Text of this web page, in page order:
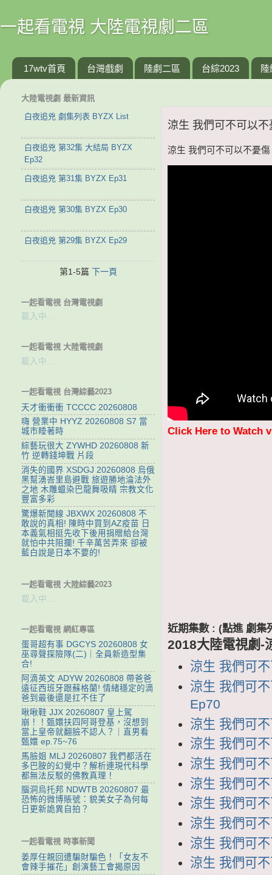
一起看電視 大陸電視劇二區
17wtv首頁 台灣戲劇 陸劇二區 台綜2023 陸
涼生 我們可不可以
涼生 我們可不可以不憂
Click Here to Watch
近期集數 : (點進 劇集
2018大陸電視劇-
涼生 我們可
涼生 我們可
Ep70
涼生 我們可
涼生 我們可
涼生 我們可
涼生 我們可
涼生 我們可
涼生 我們可
涼生 我們可
涼生 我們可
大陸電視劇 最新資訊
白夜追兇 劇集列表 BYZX List
白夜追兇 第32集 大結局 BYZX
Ep32
白夜追兇 第31集 BYZX Ep31
白夜追兇 第30集 BYZX Ep30
白夜追兇 第29集 BYZX Ep29
第1-5篇 下一頁
一起看電視 台灣電視劇
載入中…
一起看電視 大陸電視劇
載入中…
一起看電視 台灣綜藝2023
天才衝衝衝 TCCCC 20260808
嗨 營業中 HYYZ 20260808 S7 當
城市睡著時
綜藝玩很大 ZYWHD 20260808 新
竹 逆轉錢坤戰 片段
消失的國界 XSDGJ 20260808 烏俄
黑幫湧峇里島避戰 旅遊勝地淪法外
之地 木雕蠟染巴龍舞吸睛 宗教文化
豐富多彩
驚爆新聞線 JBXWX 20260808 不
敢說的真相! 陳時中買到AZ疫苗 日
本義氣相挺先收下後用捐贈給台灣
就怕中共阻攔! 千辛萬苦弄來 卻被
藍白說是日本不要的!
一起看電視 大陸綜藝2023
載入中…
一起看電視 網紅專區
蛋哥超有事 DGCYS 20260808 女
巫尋聲探險隊(二)｜全員新造型集
合!
阿滴英文 ADYW 20260808 帶爸爸
遠征西班牙跟蘇格蘭! 情緒穩定的滴
爸到最後還是扛不住了
啾啾鞋 JJX 20260807 皇上駕
崩！！甄嬛扶四阿哥登基，沒想到
當上皇帝就翻臉不認人？｜直男看
甄嬛 ep.75~76
馬臉姐 MLJ 20260807 我們都活在
多巴胺的幻覺中？解析連現代科學
都無法反駁的佛教真理！
腦洞烏托邦 NDWTB 20260807 最
恐怖的微博賬號：貌美女子為何每
日更新詭異自拍？
一起看電視 時事新聞
姜厚任親回遭騙財騙色！「女友不
會辣手摧花」創演藝工會揭原因